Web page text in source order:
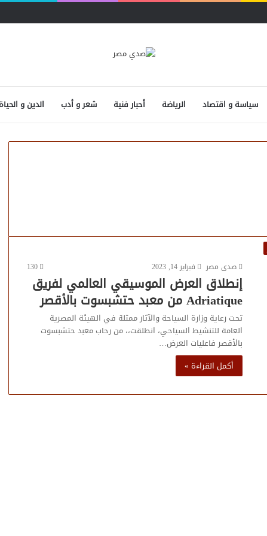
سياسة و اقتصاد الرياضة أحبار فنية شعر و أدب الدين و الحياة
صدى مصر
فبراير 14, 2023 130
إنطلاق العرض الموسيقي العالمي لفريق
Adriatique من معبد حتشبسوت بالأقصر
تحت رعاية وزارة السياحة والآثار ممثلة في الهيئة المصرية
العامة للتنشيط السياحي، انطلقت،، من رحاب معبد حتشبسوت
بالأقصر فاعليات العرض…
أكمل القراءة »